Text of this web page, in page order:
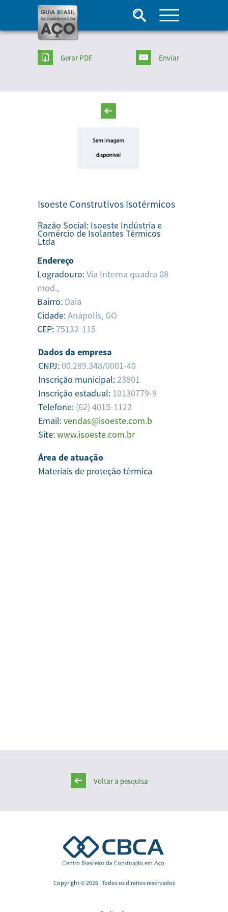
Gerar PDF Enviar
Isoeste Construtivos Isotérmicos
Razão Social: Isoeste Indústria e
Comércio de Isolantes Térmicos
Ltda
Endereço
Logradouro:Via Interna quadra 08
mod.,
Bairro: Daia
Cidade:Anápolis, GO
CEP:75132-115
Dados da empresa
CNPJ: 00.289.348/0001-40
Inscrição municipal:23801
Inscrição estadual: 10130779-9
Telefone: (62) 4015-1122
Email:vendas@isoeste.com.b
Site:www.isoeste.com.br
Área de atuação
Materiais de proteção térmica
Voltar a pesquisa
Copyright © 2026 | Todos os direitos reservados